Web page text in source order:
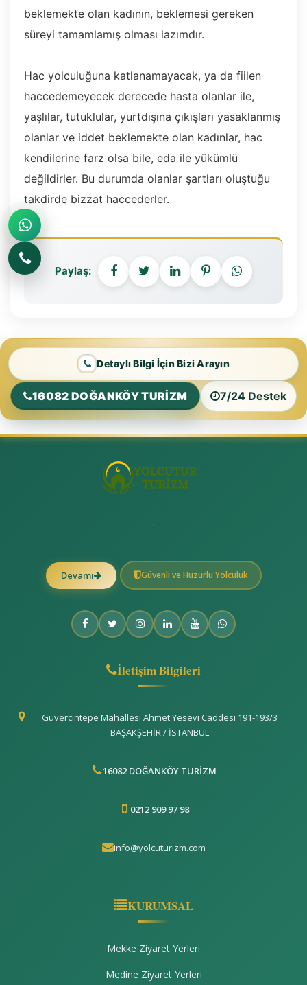
beklemekte olan kadının, beklemesi gereken
süreyi tamamlamış olması lazımdır.
Hac yolculuğuna katlanamayacak, ya da fiilen
haccedemeyecek derecede hasta olanlar ile,
yaşlılar, tutuklular, yurtdışına çıkışları yasaklanmış
olanlar ve iddet beklemekte olan kadınlar, hac
kendilerine farz olsa bile, eda ile yükümlü
değildirler. Bu durumda olanlar şartları oluştuğu
takdirde bizzat haccederler.
Detaylı Bilgi İçin Bizi Arayın
16082 DOĞANKÖY TURİZM 7/24 Destek
.
Devamı Güvenli ve Huzurlu Yolculuk
İletişim Bilgileri
Güvercintepe Mahallesi Ahmet Yesevi Caddesi 191-193/3
BAŞAKŞEHİR / İSTANBUL
16082 DOĞANKÖY TURİZM
0212 909 97 98
info@yolcuturizm.com
KURUMSAL
Mekke Ziyaret Yerleri
Medine Ziyaret Yerleri